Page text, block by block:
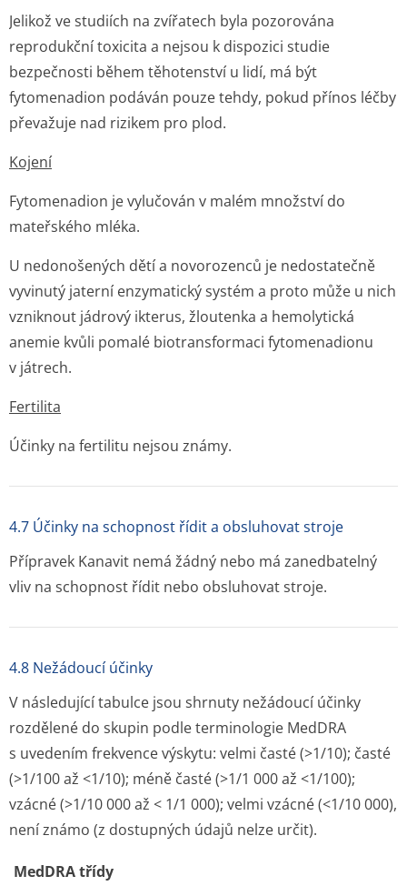
Jelikož ve studiích na zvířatech byla pozorována
reprodukční toxicita a nejsou k dispozici studie
bezpečnosti během těhotenství u lidí, má být
fytomenadion podáván pouze tehdy, pokud přínos léčby
převažuje nad rizikem pro plod.
Kojení
Fytomenadion je vylučován v malém množství do
mateřského mléka.
U nedonošených dětí a novorozenců je nedostatečně
vyvinutý jaterní enzymatický systém a proto může u nich
vzniknout jádrový ikterus, žloutenka a hemolytická
anemie kvůli pomalé biotransformaci fytomenadionu
v játrech.
Fertilita
Účinky na fertilitu nejsou známy.
4.7 Účinky na schopnost řídit a obsluhovat stroje
Přípravek Kanavit nemá žádný nebo má zanedbatelný
vliv na schopnost řídit nebo obsluhovat stroje.
4.8 Nežádoucí účinky
V následující tabulce jsou shrnuty nežádoucí účinky
rozdělené do skupin podle terminologie MedDRA
s uvedením frekvence výskytu: velmi časté (>1/10); časté
(>1/100 až <1/10); méně časté (>1/1 000 až <1/100);
vzácné (>1/10 000 až < 1/1 000); velmi vzácné (<1/10 000),
není známo (z dostupných údajů nelze určit).
MedDRA třídy